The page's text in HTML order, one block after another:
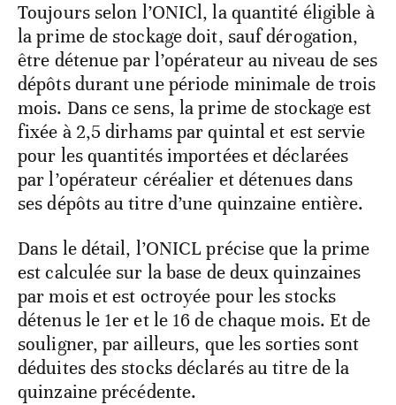
Toujours selon l’ONICl, la quantité éligible à
la prime de stockage doit, sauf dérogation,
être détenue par l’opérateur au niveau de ses
dépôts durant une période minimale de trois
mois. Dans ce sens, la prime de stockage est
fixée à 2,5 dirhams par quintal et est servie
pour les quantités importées et déclarées
par l’opérateur céréalier et détenues dans
ses dépôts au titre d’une quinzaine entière.
Dans le détail, l’ONICL précise que la prime
est calculée sur la base de deux quinzaines
par mois et est octroyée pour les stocks
détenus le 1er et le 16 de chaque mois. Et de
souligner, par ailleurs, que les sorties sont
déduites des stocks déclarés au titre de la
quinzaine précédente.